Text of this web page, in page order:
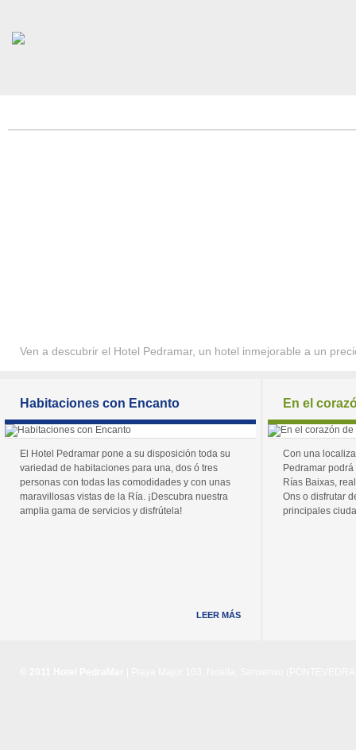
Ven a descubrir el Hotel Pedramar, un hotel inmejorable a un
Habitaciones con Encanto
El Hotel Pedramar pone a su disposición toda su
variedad de habitaciones para una, dos ó tres
personas con todas las comodidades y con unas
maravillosas vistas de la Ría. ¡Descubra nuestra
amplia gama de servicios y disfrútela!
LEER MÁS
En el
Con una
Pedramar
Rías Baixas,
Ons o disfrutar
principales